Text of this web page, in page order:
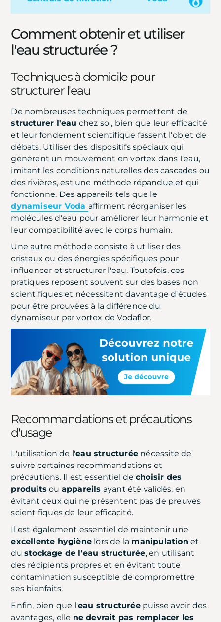
Comment obtenir et utiliser
l'eau structurée ?
Techniques à domicile pour
structurer l'eau
De nombreuses techniques permettent de
structurer l'eau chez soi, bien que leur efficacité
et leur fondement scientifique fassent l'objet de
débats. Utiliser des dispositifs spéciaux qui
génèrent un mouvement en vortex dans l'eau,
imitant les conditions naturelles des cascades ou
des rivières, est une méthode répandue et qui
fonctionne. Des appareils tels que le
dynamiseur Voda affirment réorganiser les
molécules d'eau pour améliorer leur harmonie et
leur compatibilité avec le corps humain.
Une autre méthode consiste à utiliser des
cristaux ou des énergies spécifiques pour
influencer et structurer l'eau. Toutefois, ces
pratiques reposent souvent sur des bases non
scientifiques et nécessitent davantage d'études
pour être prouvées à la différence du
dynamiseur par vortex de Vodaflor.
Recommandations et précautions
d'usage
L'utilisation de l'eau structurée nécessite de
suivre certaines recommandations et
précautions. Il est essentiel de choisir des
produits ou appareils ayant été validés, en
évitant ceux qui ne présentent pas de preuves
scientifiques de leur efficacité.
Il est également essentiel de maintenir une
excellente hygiène lors de la manipulation et
du stockage de l'eau structurée, en utilisant
des récipients propres et en évitant toute
contamination susceptible de compromettre
ses bienfaits.
Enfin, bien que l'eau structuréepuisse avoir des
avantages, elle ne devrait pas remplacer les